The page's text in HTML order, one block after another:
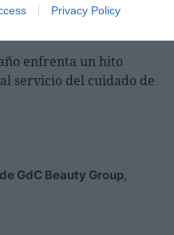
Privacy Policy
enfrenta un hito
servicio del cuidado de
GdC Beauty Group,